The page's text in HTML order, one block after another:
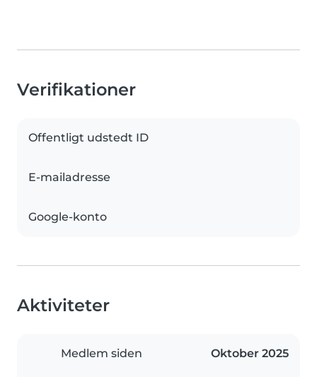
Verifikationer
Offentligt udstedt ID
E-mailadresse
Google-konto
Aktiviteter
Medlem siden Oktober 2025